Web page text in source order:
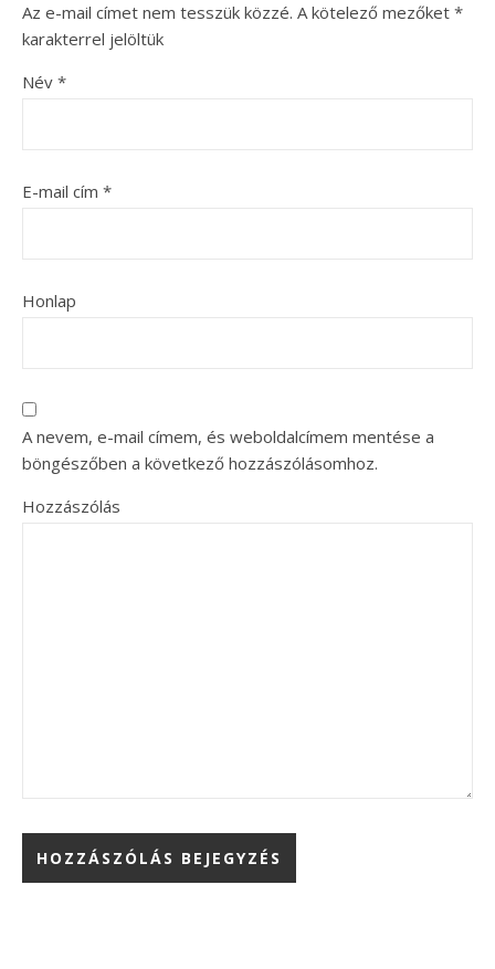
Az e-mail címet nem tesszük közzé. A kötelező mezőket *
karakterrel jelöltük
Név *
E-mail cím *
Honlap
A nevem, e-mail címem, és weboldalcímem mentése a
böngészőben a következő hozzászólásomhoz.
Hozzászólás